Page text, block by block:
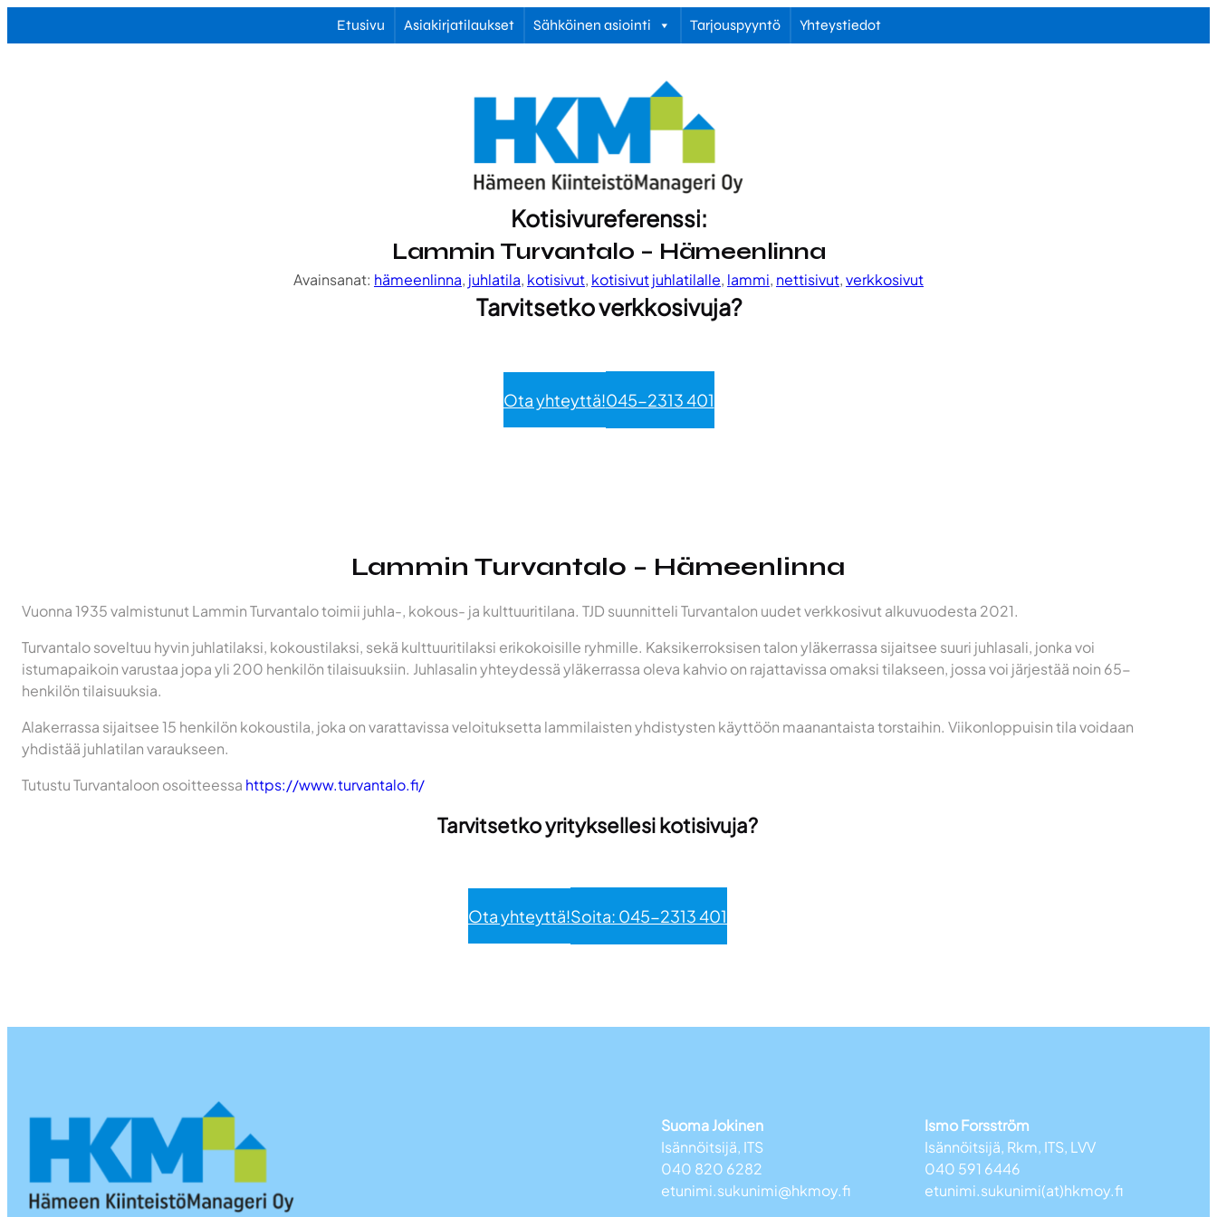
Etusivu Asiakirjatilaukset Sähköinen asiointi Tarjouspyyntö Yhteystiedot
Kotisivureferenssi:
Lammin Turvantalo – Hämeenlinna
Avainsanat: hämeenlinna, juhlatila, kotisivut, kotisivut juhlatilalle, lammi, nettisivut, verkkosivut
Tarvitsetko verkkosivuja?
Ota yhteyttä!045-2313 401
Lammin Turvantalo – Hämeenlinna
Vuonna 1935 valmistunut Lammin Turvantalo toimii juhla-, kokous- ja kulttuuritilana. TJD suunnitteli Turvantalon uudet verkkosivut alkuvuodesta 2021.
Turvantalo soveltuu hyvin juhlatilaksi, kokoustilaksi, sekä kulttuuritilaksi erikokoisille ryhmille. Kaksikerroksisen talon yläkerrassa sijaitsee suuri juhlasali, jonka voi
istumapaikoin varustaa jopa yli 200 henkilön tilaisuuksiin. Juhlasalin yhteydessä yläkerrassa oleva kahvio on rajattavissa omaksi tilakseen, jossa voi järjestää noin 65-
henkilön tilaisuuksia.
Alakerrassa sijaitsee 15 henkilön kokoustila, joka on varattavissa veloituksetta lammilaisten yhdistysten käyttöön maanantaista torstaihin. Viikonloppuisin tila voidaan
yhdistää juhlatilan varaukseen.
Tutustu Turvantaloon osoitteessa https://www.turvantalo.fi/
Tarvitsetko yrityksellesi kotisivuja?
Ota yhteyttä!Soita: 045-2313 401
Suoma Jokinen
Isännöitsijä, ITS
040 820 6282
etunimi.sukunimi@hkmoy.fi
Ismo Forsström
Isännöitsijä, Rkm, ITS, LVV
040 591 6446
etunimi.sukunimi(at)hkmoy.fi